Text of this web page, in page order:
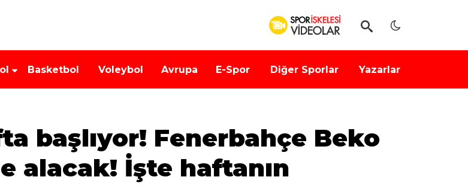
Basketbol Voleybol Avrupa E-Spor Diğer Sporlar Yazarlar
başlıyor! Fenerbahçe Beko
alacak! İşte haftanın